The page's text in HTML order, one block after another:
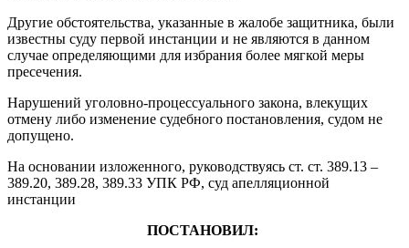
Другие обстоятельства, указанные в жалобе защитника, были
известны суду первой инстанции и не являются в данном
случае определяющими для избрания более мягкой меры
пресечения.
Нарушений уголовно-процессуального закона, влекущих
отмену либо изменение судебного постановления, судом не
допущено.
На основании изложенного, руководствуясь ст. ст. 389.13 –
389.20, 389.28, 389.33 УПК РФ, суд апелляционной
инстанции
ПОСТАНОВИЛ: